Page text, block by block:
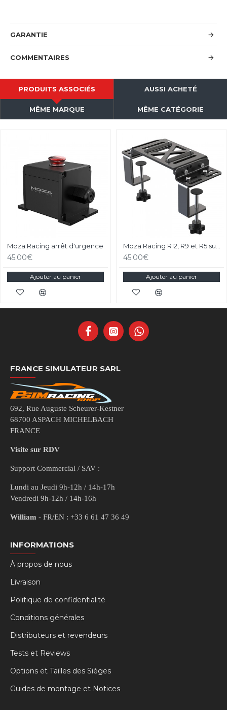
GARANTIE
COMMENTAIRES
PRODUITS ASSOCIÉS AUSSI ACHETÉ
MÊME MARQUE MÊME CATÉGORIE
Moza Racing arrêt d'urgence
45.00€
Ajouter au panier
45.00€
Ajouter au panier
FRANCE SIMULATEUR SARL
692, Rue Auguste Scheurer-Kestner
68700 ASPACH MICHELBACH
FRANCE
Visite sur RDV
Support Commercial / SAV :
Lundi au Jeudi 9h-12h / 14h-17h
Vendredi 9h-12h / 14h-16h
William - FR/EN : +33 6 61 47 36 49
INFORMATIONS
À propos de nous
Livraison
Politique de confidentialité
Conditions générales
Distributeurs et revendeurs
Tests et Reviews
Options et Tailles des Sièges
Guides de montage et Notices